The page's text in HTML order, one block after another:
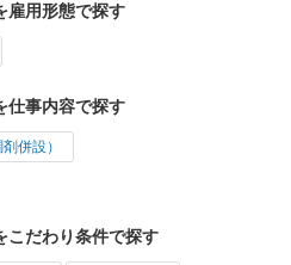
雇用形態で探す
仕事内容で探す
併設）
こだわり条件で探す